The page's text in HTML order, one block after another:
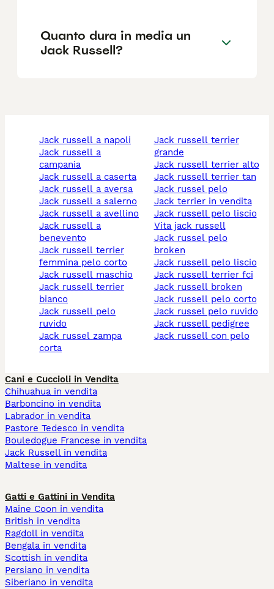
Quanto dura in media un
Jack Russell?
jack russell a napoli
jack russell a
campania
jack russell a caserta
jack russell a aversa
jack russell a salerno
jack russell a avellino
jack russell a
benevento
jack russell terrier
femmina pelo corto
jack russell maschio
jack russell terrier
bianco
jack russell pelo
ruvido
jack russel zampa
corta
jack russell terrier
grande
jack russell terrier alto
jack russell terrier tan
jack russel pelo
jack terrier in vendita
jack russell pelo liscio
vita jack russell
jack russel pelo
broken
jack russell pelo liscio
jack russell terrier fci
jack russell broken
jack russell pelo corto
jack russel pelo ruvido
jack russell pedigree
jack russell con pelo
Cani e Cuccioli in Vendita
Chihuahua in vendita
Barboncino in vendita
Labrador in vendita
Pastore Tedesco in vendita
Bouledogue Francese in vendita
Jack Russell in vendita
Maltese in vendita
Gatti e Gattini in Vendita
Maine Coon in vendita
British in vendita
Ragdoll in vendita
Bengala in vendita
Scottish in vendita
Persiano in vendita
Siberiano in vendita